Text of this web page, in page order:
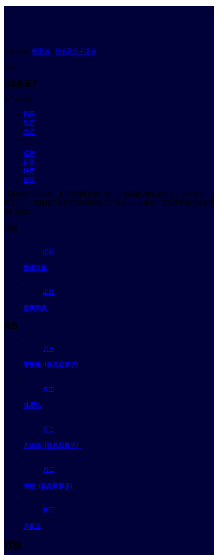
当前位置: 看漫画 > 极品败家子漫画
自制
极品败家子
人气81.6亿
搞笑
后宫
历史
…
详情
目录
推荐
留言
【独家/每周日更新】现代灵魂重生在明朝，大家都是穿越打怪升级，权谋争斗，
建功立业，而我却只能靠花钱败家做纨绔子弟走上人生巅峰！看我李景隆传授败家
独门秘籍！
作者
出品
极漫文化
出品
蓝黑国漫
角色
男主
李景隆（极品败家子）
女主
林凝儿
女二
方诗诗（极品败家子）
男二
林放（极品败家子）
女三
齐蓝玉
打榜